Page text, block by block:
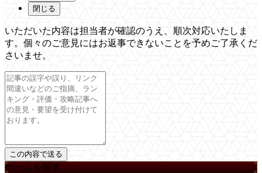
閉じる
いただいた内容は担当者が確認のうえ、順次対応いたしま
す。個々のご意見にはお返事できないことを予めご了承くだ
さいませ。
ゲームを探す